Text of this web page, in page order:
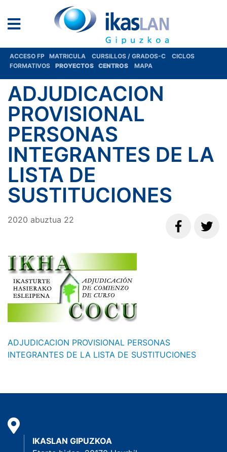
ACCESO FP MATRICULA CURSILLOS / GRADOS-C
CICLOS
FORMATIVOS
PROYECTOS CENTROS MAPA
ADJUDICACION
PROVISIONAL
PERSONAS
INTEGRANTES DE LA
LISTA DE
SUSTITUCIONES
2020 abuztua 22
ADJUDICACION PROVISIONAL PERSONAS
INTEGRANTES DE LA LISTA DE SUSTITUCIONES
IKASLAN GIPUZKOA